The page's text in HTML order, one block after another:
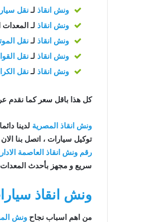
ونش انقاذ لـنقل
ونش انقاذ لـ المعدات
ونش انقاذ لـنقل
ونش انقاذ لـنقل
ونش انقاذ لـنقل
كل هذا باقل سعر كما نقدم عروض
ونش انقاذ المصرية لدينا دائما
توكيل سيارات ، اتصل بنا الان
رقم ونش انقاذ العاصمة
سريع و مجهز بأحدث المعدات
ونش انقاذ
من اهم اسباب نجاح ونش